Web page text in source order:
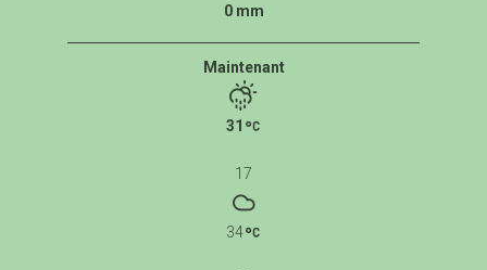
0 mm
Maintenant
31
17
34